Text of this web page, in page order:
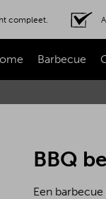
compleet.
Barbecue
BBQ
Een